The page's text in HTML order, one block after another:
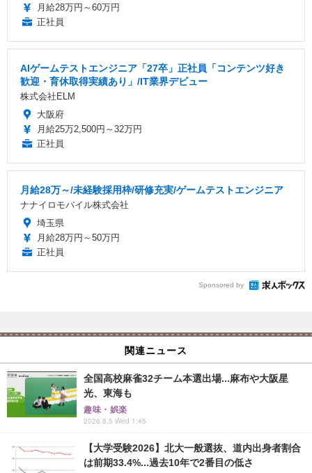
月給28万円～60万円
正社員
AIゲームテストエンジニア「27卒」正社員「コンテンツ好き
歓迎・育休取得実績あり」/IT業界デビュー
株式会社ELM
大阪府
月給25万2,500円～32万円
正社員
月給28万～/未経験採用枠/研修充実/ゲームテストエンジニア
ナナイロモバイル株式会社
埼玉県
月給28万円～50万円
正社員
Sponsored by
関連ニュース
全国高校麻雀32チーム本選出場...麻布や大阪星
光、東海も
趣味・娯楽
2026.8.5 Wed 1:45
【大学受験2026】北大一般選抜、道内出身者割合
は前期33.4%...過去10年で2番目の低さ